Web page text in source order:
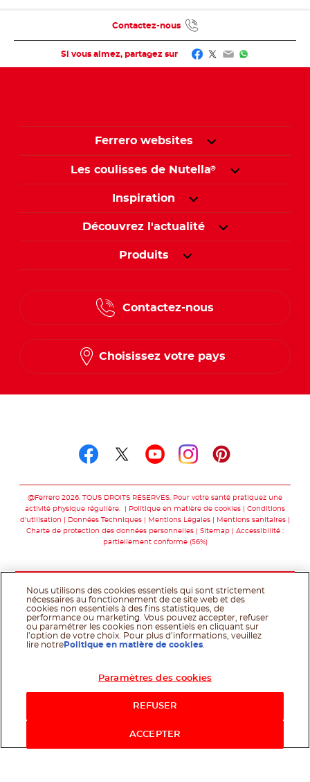
Si vous aimez, partagez sur Facebook
Twitter
EmailWhatsApp
Contactez-nous
Ferrero websites
Les coulisses de Nutella®
Inspiration
Découvrez l'actualité
Produits
Contactez-nous
Choisissez votre pays
@Ferrero 2026. TOUS DROITS RÉSERVÉS. Pour votre santé pratiquez une
activité physique régulière.
Politique en matière de cookies
Conditions
d'utilisation
Données Techniques Mentions Légales
Mentions sanitaires
Charte de protection des données personnelles
Sitemap
Accessibilité :
partiellement conforme (56%)
Nous utilisons des cookies essentiels qui sont strictement
nécessaires au fonctionnement de ce site web et des
cookies non essentiels à des fins statistiques, de
performance ou marketing. Vous pouvez accepter, refuser
ou paramétrer les cookies non essentiels en cliquant sur
l’option de votre choix. Pour plus d’informations, veuillez
lire notre Politique en matière de cookies
Paramètres des cookies
REFUSER
ACCEPTER